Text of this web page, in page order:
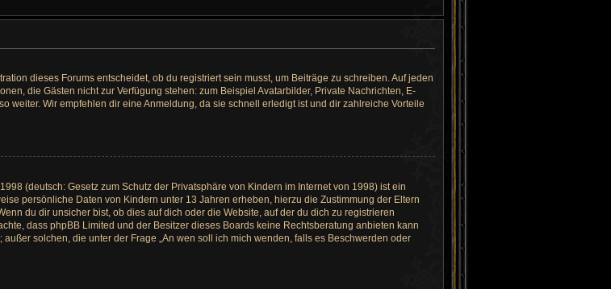
dieses Forums entscheidet, ob du registriert sein musst, um Beiträge zu schreiben. Auf jeden
die Gästen nicht zur Verfügung stehen: zum Beispiel Avatarbilder, Private Nachrichten, E-
weiter. Wir empfehlen dir eine Anmeldung, da sie schnell erledigt ist und dir zahlreiche Vorteile
(deutsch: Gesetz zum Schutz der Privatsphäre von Kindern im Internet von 1998) ist ein
persönliche Daten von Kindern unter 13 Jahren erheben, hierzu die Zustimmung der Eltern
du dir unsicher bist, ob dies auf dich oder die Website, auf der du dich zu registrieren
dass phpBB Limited und der Besitzer dieses Boards keine Rechtsberatung anbieten kann
solchen, die unter der Frage „An wen soll ich mich wenden, falls es Beschwerden oder